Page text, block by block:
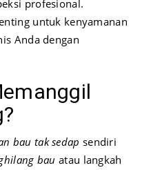
profesional.
untuk kenyamanan
Anda dengan
bau tak sedap sendiri
bau atau langkah